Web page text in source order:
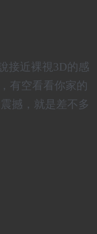
接近裸視3D的感
有空看看你家的
撼，就是差不多